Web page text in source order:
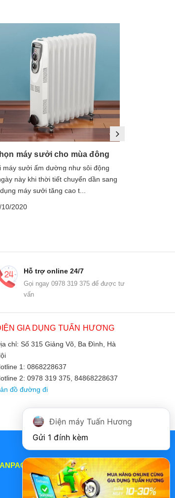
máy sưởi cho mùa đông
máy sưởi ấm dường như sôi động
này khi thời tiết chuyển dần sang
máy sưởi tăng cao t...
10/2020
Hỗ trợ online 24/7
Gọi ngay 0978 319 375 để được tư
vấn
GIA DỤNG TUẤN HƯƠNG
chỉ: Số 315 Giảng Võ, Ba Đình, Hà
1: 0868228637
2: 0978 319 375, 84868228637
đồ đường đi
Điện máy Tuấn Hương
Gửi 1 đính kèm